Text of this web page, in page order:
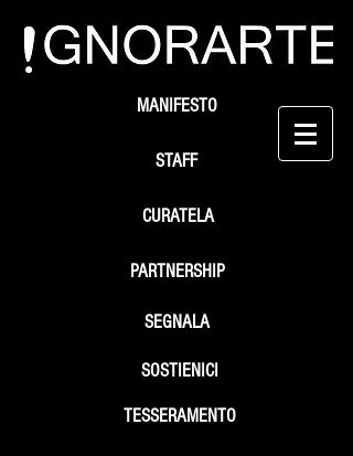
STAFF
SEGNALA
SOSTIENICI
MANIFESTO
PARTNERSHIP
TESSERAMENTO
CURATELA